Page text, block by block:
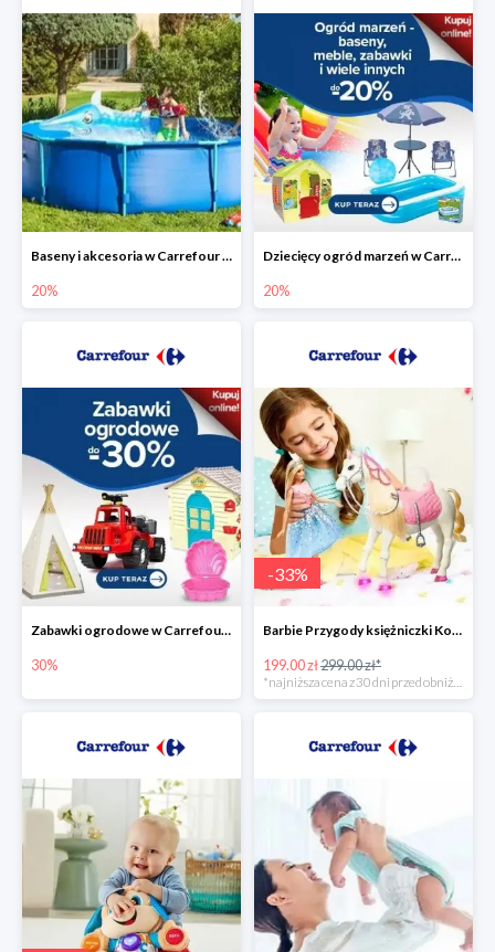
Baseny i akcesoria w Carrefour do -20%
20%
Dziecięcy ogród marzeń w Carrefour do -20%
20%
Zabawki ogrodowe w Carrefour do -30%
30%
-33%
Barbie Przygody księżniczki Koń + Lalka -33%
199.00 zł299.00 zł*
*najniższa cena z 30 dni przed obniżką